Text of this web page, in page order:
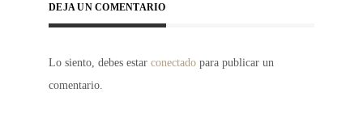
DEJA UN COMENTARIO
Lo siento, debes estar conectado para publicar un
comentario.